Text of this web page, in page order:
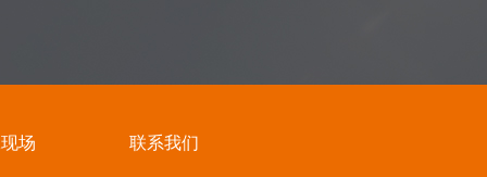
场 联系我们